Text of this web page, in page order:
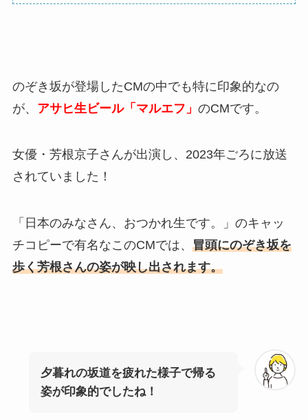
のぞき坂が登場したCMの中でも特に印象的なの
が、 アサヒ生ビール「マルエフ」 のCMです。
女優・芳根京子さんが出演し、2023年ごろに放送
されていました！
「日本のみなさん、おつかれ生です。」のキャッ
チコピーで有名なこのCMでは、 冒頭にのぞき坂を
歩く芳根さんの姿が映し出されます。
夕暮れの坂道を疲れた様子で帰る
姿が印象的でしたね！